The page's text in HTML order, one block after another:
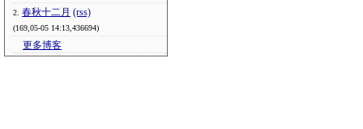
2. 春秋十二月 (rss)
(169,05-05 14:13,436694)
更多博客